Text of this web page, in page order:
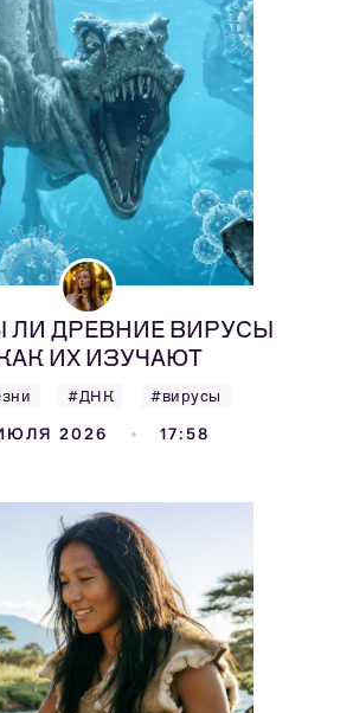
ЛИ ДРЕВНИЕ ВИРУСЫ
ИХ ИЗУЧАЮТ
#ДНК #вирусы
2026 17:58